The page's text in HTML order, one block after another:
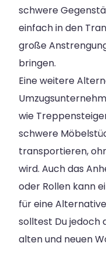
schwere
einfach in den
große
bringen.
Eine weitere
wie
schwere
transportieren,
wird. Auch das
oder Rollen kann
für eine
solltest Du jedoch
alten und neuen